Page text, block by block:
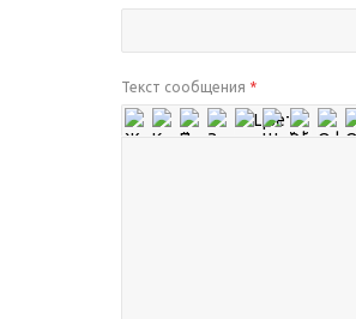
Текст сообщения *